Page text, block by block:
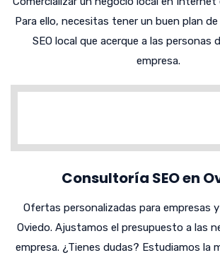
Para ello, necesitas tener un buen plan
SEO local que acerque a las personas
empresa.
Consultoría SEO en
Ofertas personalizadas para empresas
Oviedo. Ajustamos el presupuesto a las
empresa. ¿Tienes dudas? Estudiamos la